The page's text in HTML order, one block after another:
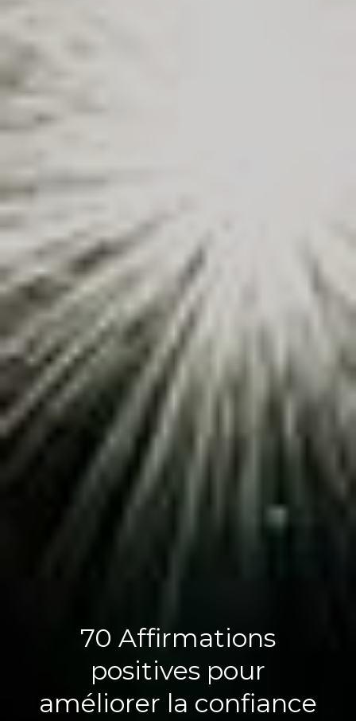
70 Affirmations
positives pour
améliorer la confiance